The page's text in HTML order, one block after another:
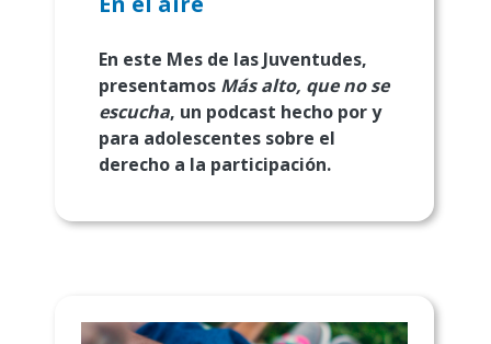
En este Mes de las Juventudes,
presentamos Más alto, que no se
escucha, un podcast hecho por y
para adolescentes sobre el
derecho a la participación.